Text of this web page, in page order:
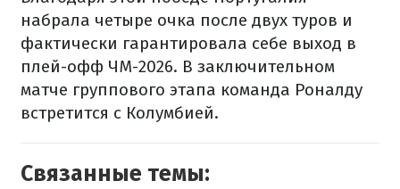
набрала четыре очка после двух туров и
фактически гарантировала себе выход в
плей-офф ЧМ-2026. В заключительном
матче группового этапа команда Роналду
встретится с Колумбией.
Связанные темы: